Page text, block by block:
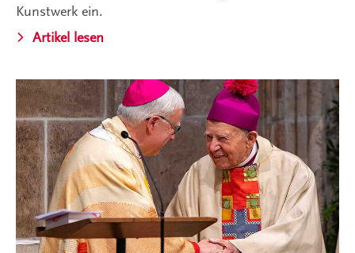
Kunstwerk ein.
Artikel lesen